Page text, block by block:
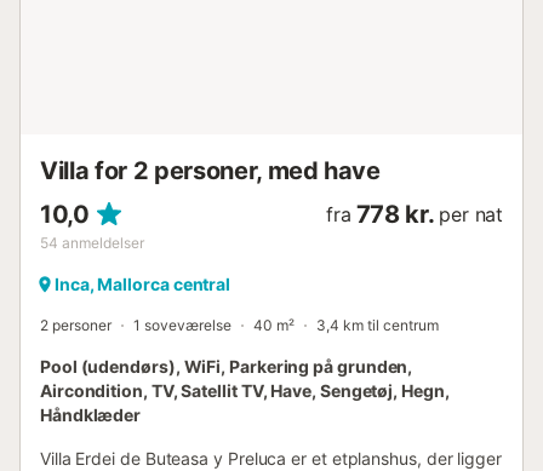
Villa for 2 personer, med have
10,0
54 anmeldelser
fra 778 kr. per nat
Inca, Mallorca central
2 personer 1 soveværelse 40 m² 3,4 km til centrum
Pool (udendørs), WiFi, Parkering på grunden,
Aircondition, TV, Satellit TV, Have, Sengetøj, Hegn,
Håndklæder
Villa Erdei de Buteasa y Preluca er et etplanshus, der ligger